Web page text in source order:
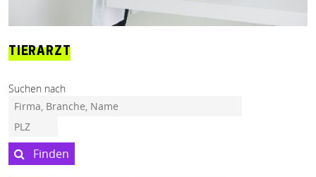
TIERARZT
Suchen nach
Finden